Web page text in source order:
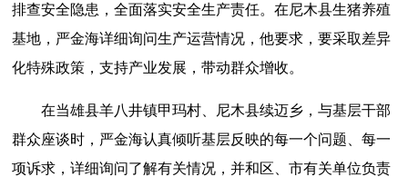
排查安全隐患，全面落实安全生产责任。在尼木县生猪养殖
基地，严金海详细询问生产运营情况，他要求，要采取差异
化特殊政策，支持产业发展，带动群众增收。
在当雄县羊八井镇甲玛村、尼木县续迈乡，与基层干部
群众座谈时，严金海认真倾听基层反映的每一个问题、每一
项诉求，详细询问了解有关情况，并和区、市有关单位负责